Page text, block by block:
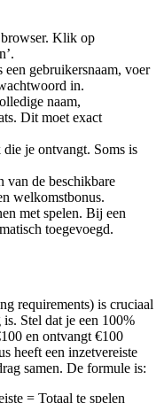
Klik op
gebruikersnaam, voer
in.
naam,
Dit moet exact
je ontvangt. Soms is
van de beschikbare
welkomstbonus.
met spelen. Bij een
toegevoegd.
requirements) is cruciaal
Stel dat je een 100%
en ontvangt €100
heeft een inzetvereiste
samen. De formule is:
= Totaal te spelen